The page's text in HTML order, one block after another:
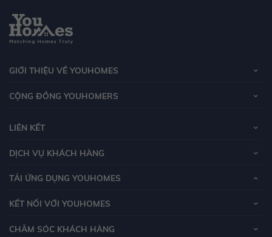
GIỚI THIỆU VỀ YOUHOMES
CỘNG ĐỒNG YOUHOMERS
LIÊN KẾT
DỊCH VỤ KHÁCH HÀNG
TẢI ỨNG DỤNG YOUHOMES
KẾT NỐI VỚI YOUHOMES
CHĂM SÓC KHÁCH HÀNG